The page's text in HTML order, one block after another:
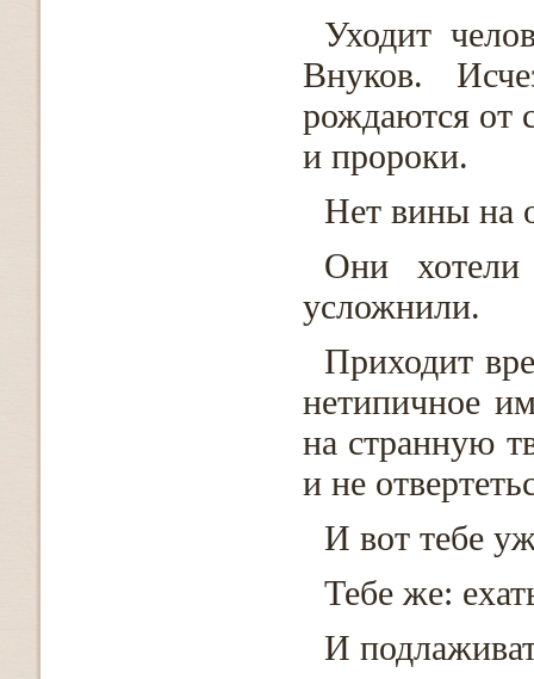
Уходит
Внуков.
рождаются от
и пророки.
Нет вины на
Они
усложнили.
Приходит
нетипичное
на странную
и не
И вот тебе
Тебе же:
И